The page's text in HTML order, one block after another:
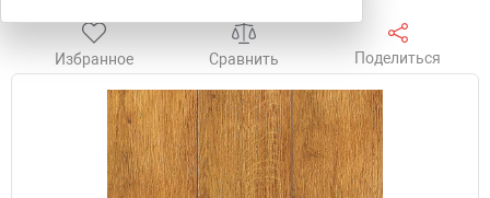
Избранное Сравнить Поделиться